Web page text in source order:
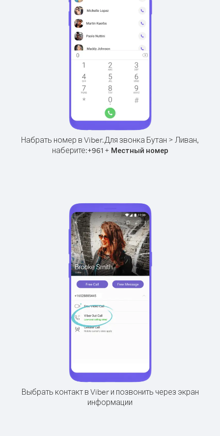
Набрать номер в Viber.Для звонка Бутан > Ливан,
наберите:+961+ Местный номер
Выбрать контакт в Viber и позвонить через экран
информации